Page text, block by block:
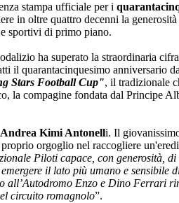
stampa ufficiale per i
in oltre quattro decenni la
sportivi di primo piano.
ha superato la straordinaria
il quarantacinquesimo anniversario
Stars Football Cup", il tradizionale
la compagine fondata dal Principe
Andrea Kimi Antonelli. Il
orgoglio nel raccogliere
Piloti capace, con generosità,
il lato più umano e
all’Autodromo Enzo e Dino Ferrari
circuito romagnolo”.